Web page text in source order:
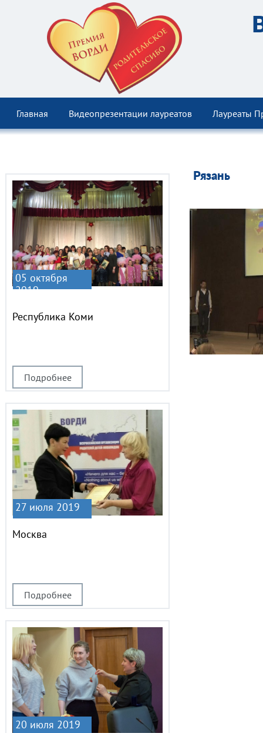
Главная Видеопрезентации лауреатов Лауреаты
Рязань
Подробнее
Республика Коми
05 октября
2019
Подробнее
Москва
27 июля 2019
20 июля 2019